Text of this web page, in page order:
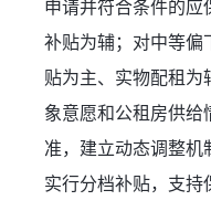
申请并符合条件的应
补贴为辅；对中等偏
贴为主、实物配租为
象意愿和公租房供给
准，建立动态调整机
实行分档补贴，支持